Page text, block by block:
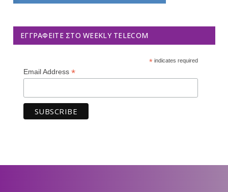
ΕΓΓΡΑΦΕΊΤΕ ΣΤΟ WEEKLY TELECOM
*indicates required
Email Address *